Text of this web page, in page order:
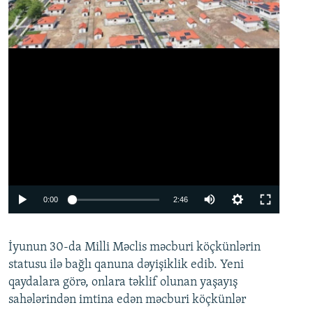
0:00 2:46
360p
480p
720p
İyunun 30-da Milli Məclis məcburi köçkünlərin
statusu ilə bağlı qanuna dəyişiklik edib. Yeni
qaydalara görə, onlara təklif olunan yaşayış
sahələrindən imtina edən məcburi köçkünlər